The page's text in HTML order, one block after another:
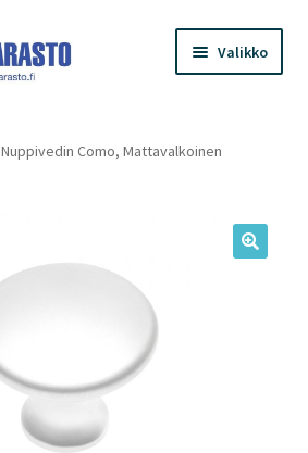
Valikko
Nuppivedin Como, Mattavalkoinen